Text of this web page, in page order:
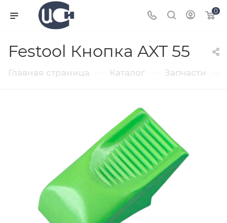
0
Festool Кнопка AXT 55
Главная страница Каталог Запчасти